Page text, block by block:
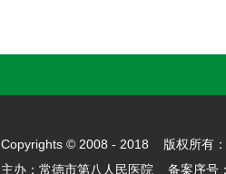
Copyrights © 2008 - 2018 版权所有
主办：常德市第八人民医院 备案序号